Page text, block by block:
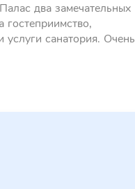
два замечательных
санатория. Очень